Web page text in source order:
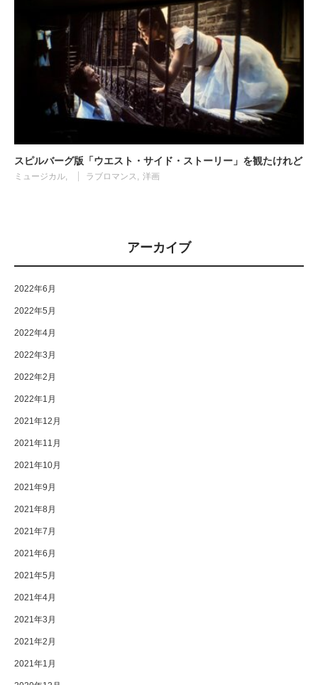
スピルバーグ版「ウエスト・サイド・ストーリー」を観たけれど
ミュージカル ラブロマンス 洋画
アーカイブ
2022年6月
2022年5月
2022年4月
2022年3月
2022年2月
2022年1月
2021年12月
2021年11月
2021年10月
2021年9月
2021年8月
2021年7月
2021年6月
2021年5月
2021年4月
2021年3月
2021年2月
2021年1月